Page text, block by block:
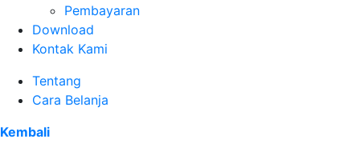
Pembayaran
Download
Kontak Kami
Tentang
Cara Belanja
Kembali